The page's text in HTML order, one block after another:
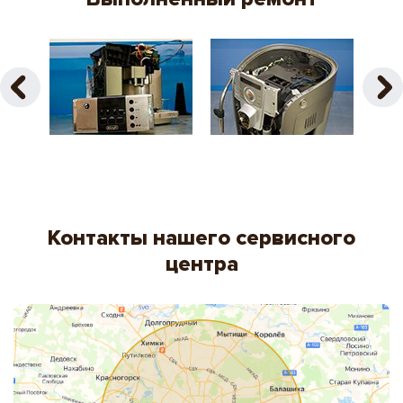
Контакты нашего сервисного
центра